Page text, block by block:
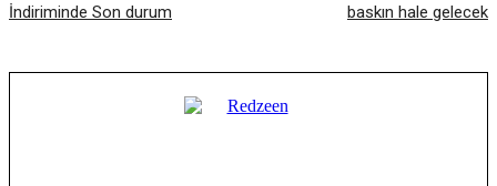
İndiriminde Son durum
baskın hale gelecek